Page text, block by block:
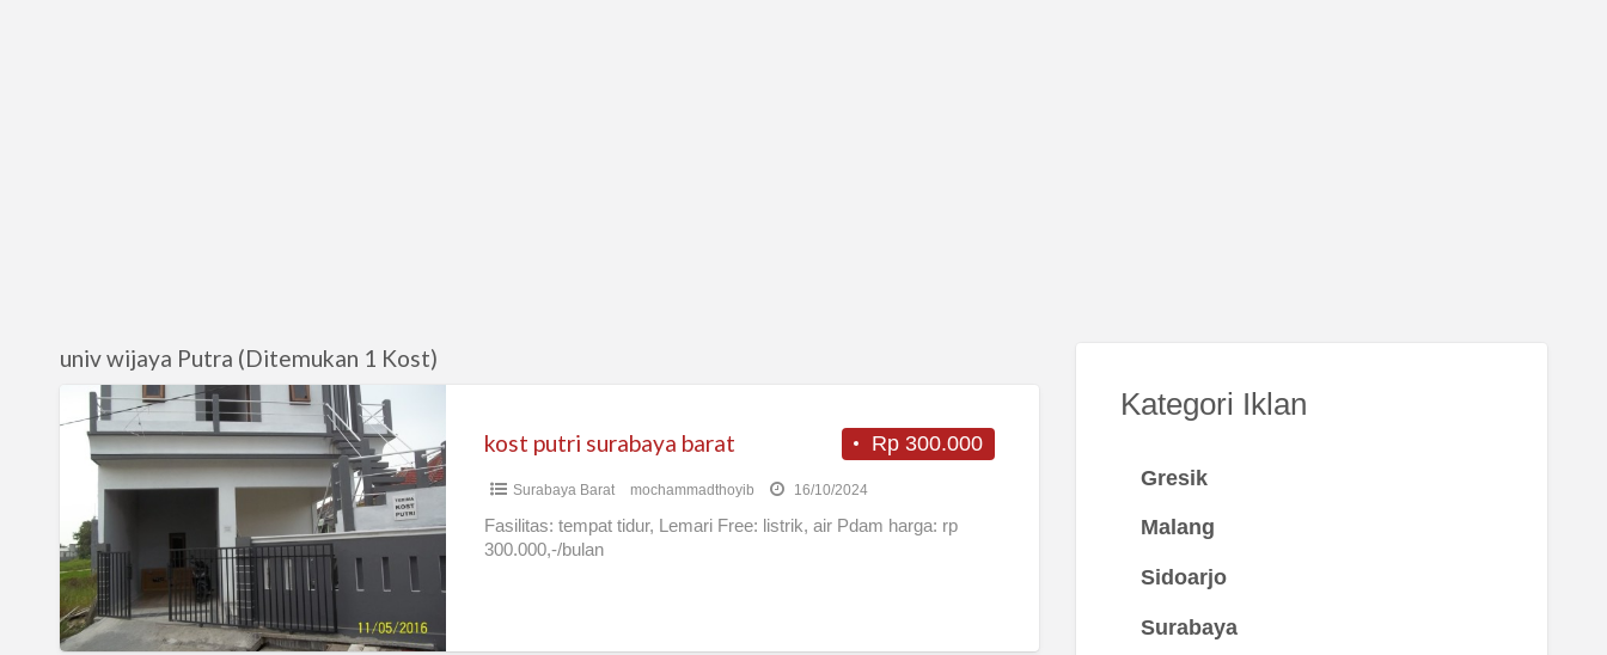
univ wijaya Putra (Ditemukan 1 Kost)
kost
putri
surabaya
barat
Rp 300.000
kost putri surabaya barat
Surabaya Barat mochammadthoyib 16/10/2024
Fasilitas: tempat tidur, Lemari Free: listrik, air Pdam harga: rp
300.000,-/bulan
Kategori Iklan
Gresik
Malang
Sidoarjo
Surabaya